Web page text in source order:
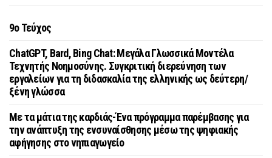
9o Τεύχος
ChatGPT, Bard, Bing Chat: Μεγάλα Γλωσσικά Μοντέλα
Τεχνητής Νοημοσύνης. Συγκριτική διερεύνηση των
εργαλείων για τη διδασκαλία της ελληνικής ως δεύτερη/
ξένη γλώσσα
Με τα μάτια της καρδιάς-Ένα πρόγραμμα παρέμβασης για
την ανάπτυξη της ενσυναίσθησης μέσω της ψηφιακής
αφήγησης στο νηπιαγωγείο